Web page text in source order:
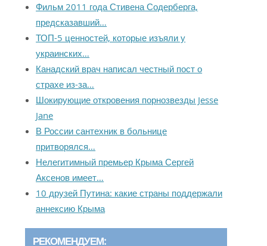
Фильм 2011 года Стивена Содерберга,
предсказавший…
ТОП-5 ценностей, которые изъяли у
украинских…
Канадский врач написал честный пост о
страхе из-за…
Шокирующие откровения порнозвезды Jesse
Jane
В России сантехник в больнице
притворялся…
Нелегитимный премьер Крыма Сергей
Аксенов имеет…
10 друзей Путина: какие страны поддержали
аннексию Крыма
РЕКОМЕНДУЕМ: